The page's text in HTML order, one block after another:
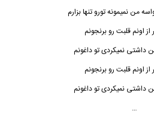
من نمیمونه تورو تنها بزارم
اونم قلبت رو برنجونم
داشتی نمیکردی تو داغونم
اونم قلبت رو برنجونم
داشتی نمیکردی تو داغونم
…